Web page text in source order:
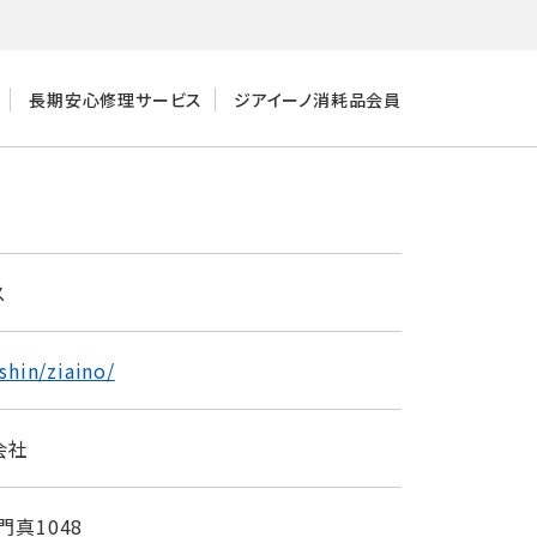
長期安心修理サービス ジアイーノ消耗品会員
ziaino/
社
真1048